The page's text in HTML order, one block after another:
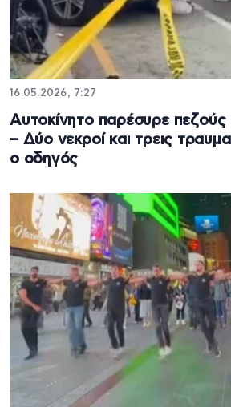
16.05.2026, 7:27
Αυτοκίνητο παρέσυρε
– Δύο νεκροί και τρεις
ο οδηγός